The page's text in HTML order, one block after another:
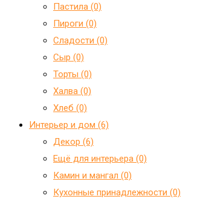
Пастила (0)
Пироги (0)
Сладости (0)
Сыр (0)
Торты (0)
Халва (0)
Хлеб (0)
Интерьер и дом (6)
Декор (6)
Ещё для интерьера (0)
Камин и мангал (0)
Кухонные принадлежности (0)